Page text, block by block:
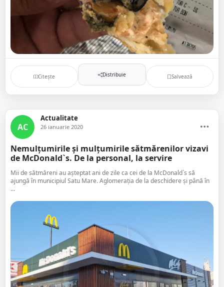
Citește Distribuie Salvează
AC
Actualitate
26 ianuarie 2020
Nemulțumirile și mulțumirile sătmărenilor vizavi
de McDonald`s. De la personal, la servire
Mii de sătmăreni au așteptat ani de zile ca cei de la McDonald`s să
ajungă în municipiul Satu Mare. Aglomerația de la deschidere și până în
...